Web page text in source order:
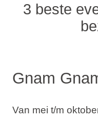
3 beste
Gnam
Van mei t/m